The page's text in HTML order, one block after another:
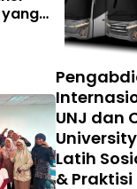
UNJ dan
Latih
&